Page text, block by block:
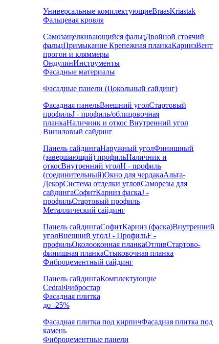
Универсальные комплектующиеBraasKriastak
Фальцевая кровля
Самозащелкивающийся фальцДвойной стоячий
фальцПримыкание Крепежная планкаКарнизВент
прогон и кляммеры
ОндулинИнструменты
Фасадные материалы
Фасадные панели (Цокольный сайдинг)
Фасадная панельВнешний уголСтартовый
профильJ - профиль/облицовочная
планкаНаличник и откос Внутренний угол
Виниловый сайдинг
Панель сайдингаНаружный уголФинишный
(завершающий) профильНаличник и
откосВнутренний уголH - профиль
(соединительный)Окно для чердакаАльта-
ДекорСистема отделки угловСаморезы для
сайдингаСофитКарниз фаскаJ -
профильСтартовый профиль
Металлический сайдинг
Панель сайдингаСофитКарниз (фаска)Внутренний
уголВнешний уголJ - ПрофильF -
профильОколооконная планкаОтливСтартово-
финишная планкаСтыковочная планка
Фиброцементный сайдинг
Панель сайдингаКомплектующие
CedralФибростар
Фасадная плитка
до -25%
Фасадная плитка под кирпичФасадная плитка под
камень
Фиброцементные панели